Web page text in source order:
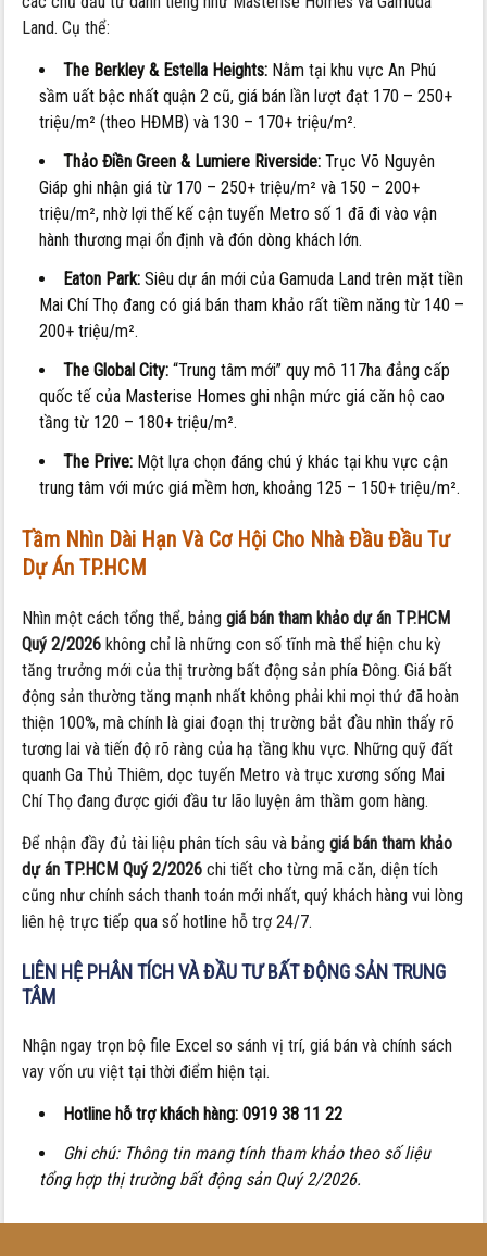
Land. Cụ thể:
The Berkley & Estella Heights: Nằm tại khu vực An Phú
sầm uất bậc nhất quận 2 cũ, giá bán lần lượt đạt 170 – 250+
triệu/m² (theo HĐMB) và 130 – 170+ triệu/m².
Thảo Điền Green & Lumiere Riverside: Trục Võ Nguyên
Giáp ghi nhận giá từ 170 – 250+ triệu/m² và 150 – 200+
triệu/m², nhờ lợi thế kế cận tuyến Metro số 1 đã đi vào vận
hành thương mại ổn định và đón dòng khách lớn.
Eaton Park: Siêu dự án mới của Gamuda Land trên mặt tiền
Mai Chí Thọ đang có giá bán tham khảo rất tiềm năng từ 140 –
200+ triệu/m².
The Global City: “Trung tâm mới” quy mô 117ha đẳng cấp
quốc tế của Masterise Homes ghi nhận mức giá căn hộ cao
tầng từ 120 – 180+ triệu/m².
The Prive: Một lựa chọn đáng chú ý khác tại khu vực cận
trung tâm với mức giá mềm hơn, khoảng 125 – 150+ triệu/m².
Tầm Nhìn Dài Hạn Và Cơ Hội Cho Nhà Đầu Đầu Tư
Dự Án TP.HCM
Nhìn một cách tổng thể, bảnggiá bán tham khảo dự án TP.HCM
Quý 2/2026 không chỉ là những con số tĩnh mà thể hiện chu kỳ
tăng trưởng mới của thị trường bất động sản phía Đông. Giá bất
động sản thường tăng mạnh nhất không phải khi mọi thứ đã hoàn
thiện 100%, mà chính là giai đoạn thị trường bắt đầu nhìn thấy rõ
tương lai và tiến độ rõ ràng của hạ tầng khu vực. Những quỹ đất
quanh Ga Thủ Thiêm, dọc tuyến Metro và trục xương sống Mai
Chí Thọ đang được giới đầu tư lão luyện âm thầm gom hàng.
Để nhận đầy đủ tài liệu phân tích sâu và bảnggiá bán tham khảo
dự án TP.HCM Quý 2/2026 chi tiết cho từng mã căn, diện tích
cũng như chính sách thanh toán mới nhất, quý khách hàng vui lòng
liên hệ trực tiếp qua số hotline hỗ trợ 24/7.
LIÊN HỆ PHÂN TÍCH VÀ ĐẦU TƯ BẤT ĐỘNG SẢN TRUNG
TÂM
Nhận ngay trọn bộ file Excel so sánh vị trí, giá bán và chính sách
vay vốn ưu việt tại thời điểm hiện tại.
Hotline hỗ trợ khách hàng: 0919 38 11 22
Ghi chú: Thông tin mang tính tham khảo theo số liệu
tổng hợp thị trường bất động sản Quý 2/2026.